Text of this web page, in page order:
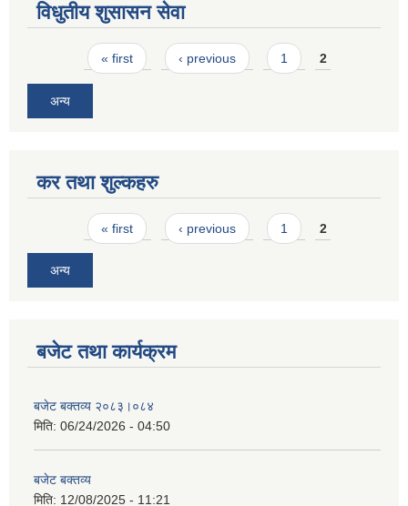
विधुतीय शुसासन सेवा
Pages« first ‹ previous 1 2
अन्य
कर तथा शुल्कहरु
Pages« first ‹ previous 1 2
अन्य
बजेट तथा कार्यक्रम
बजेट बक्तव्य २०८३।०८४
मिति: 06/24/2026 - 04:50
बजेट बक्तव्य
मिति: 12/08/2025 - 11:21